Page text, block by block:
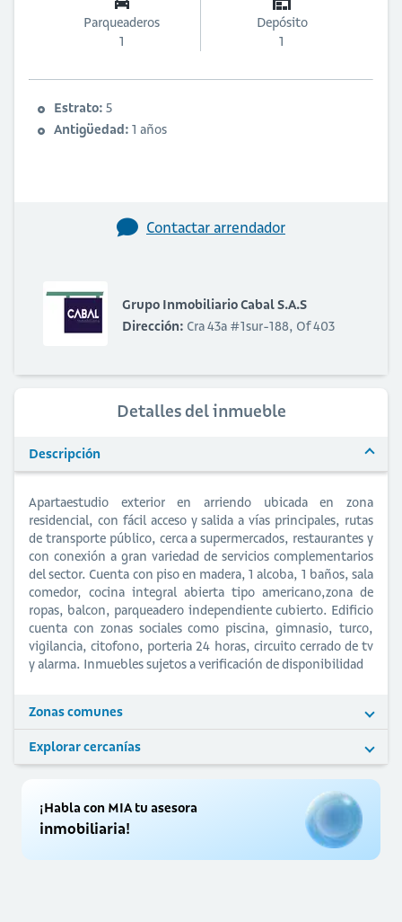
Parqueaderos
1
Depósito
1
Estrato: 5
Antigüedad: 1 años
Contactar arrendador
Grupo Inmobiliario Cabal S.A.S
Dirección: Cra 43a #1sur-188, Of 403
Detalles del inmueble
Descripción
Apartaestudio exterior en arriendo ubicada en zona
residencial, con fácil acceso y salida a vías principales, rutas
de transporte público, cerca a supermercados, restaurantes y
con conexión a gran variedad de servicios complementarios
del sector. Cuenta con piso en madera, 1 alcoba, 1 baños, sala
comedor, cocina integral abierta tipo americano,zona de
ropas, balcon, parqueadero independiente cubierto. Edificio
cuenta con zonas sociales como piscina, gimnasio, turco,
vigilancia, citofono, porteria 24 horas, circuito cerrado de tv
y alarma. Inmuebles sujetos a verificación de disponibilidad
Zonas comunes
Explorar cercanías
¡Habla con MIA tu asesora
inmobiliaria!